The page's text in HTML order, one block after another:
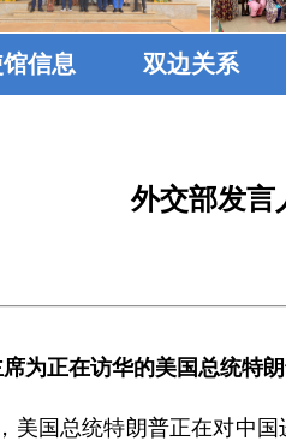
信息 双边关系
外交部发言
为正在访华的美国总统特
美国总统特朗普正在对中